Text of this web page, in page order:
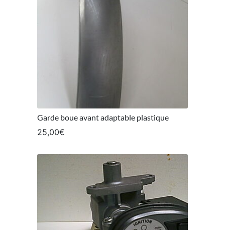
Garde boue avant adaptable plastique
25,00€